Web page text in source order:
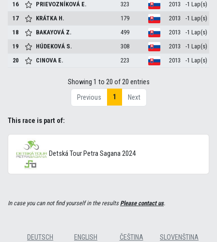
16
PRIEVOZNÍKOVÁ E. 323 2013
-1 Lap(s)
17
KRÁTKA H. 179 2013
-1 Lap(s)
18
BAKAYOVÁ Z. 499 2013
-1 Lap(s)
19
HÚDEKOVÁ S. 308 2013
-1 Lap(s)
20
CINOVA E. 223 2013 -1 Lap(s)
Showing 1 to 20 of 20 entries
Previous
1 Next
This race is part of:
Detská Tour Petra Sagana 2024
In case you can not find yourself in the resultsPlease contact us.
DEUTSCH ENGLISH ČEŠTINA SLOVENŠTINA